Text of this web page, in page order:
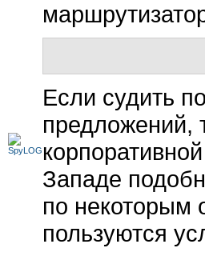
Если судить
предложений,
Западе
по некоторым
пользуются